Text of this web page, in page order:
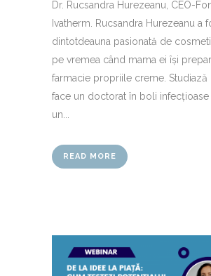
Dr. Rucsandra Hurezeanu, CEO-
Ivatherm. Rucsandra Hurezeanu a
dintotdeauna pasionată de
pe vremea când mama ei își
farmacie propriile creme. Studiază
face un doctorat în boli infecțioase
un...
READ MORE